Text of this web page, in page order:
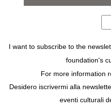
8 settembre 2007 – 28
allestimento
invito
GILBERT GARCIN,
SETTANTENNE
UNA VOLTA IN PENSIONE
INTERNAZIONALE.
I want to subscribe to the
foundation's
For more information
Desidero iscrivermi alla
eventi culturali